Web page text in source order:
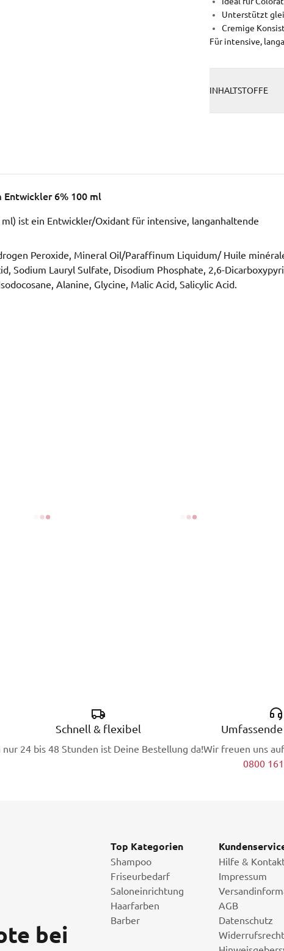
Unterstützt
Cremige
Für intensive,
INHALTSTOFFE
Entwickler 6% 100 ml
ist ein Entwickler/Oxidant für intensive, langanhaltende
Peroxide, Mineral Oil/Paraffinum Liquidum/ Huile
Sodium Lauryl Sulfate, Disodium Phosphate, 2,6-
Alanine, Glycine, Malic Acid, Salicylic Acid.
Schnell & flexibel
nur 24 bis 48 Stunden ist Deine Bestellung da!Wir freuen uns
0800
bei
Top Kategorien
Shampoo
Friseurbedarf
Saloneinrichtung
Haarfarben
Barber
Hilfe &
Impressum
AGB
Datenschutz
Widerrufsrecht